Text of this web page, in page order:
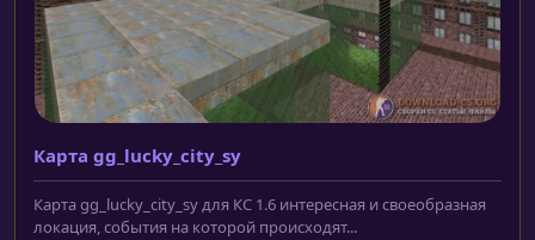
Карта gg_lucky_city_sy
Карта gg_lucky_city_sy для КС 1.6 интересная и своеобразная
локация, события на которой происходят...